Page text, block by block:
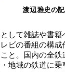
渡辺雅史の
して雑誌や書籍
ビの番組の構
と。国内の全鉄
地域の鉄道に乗